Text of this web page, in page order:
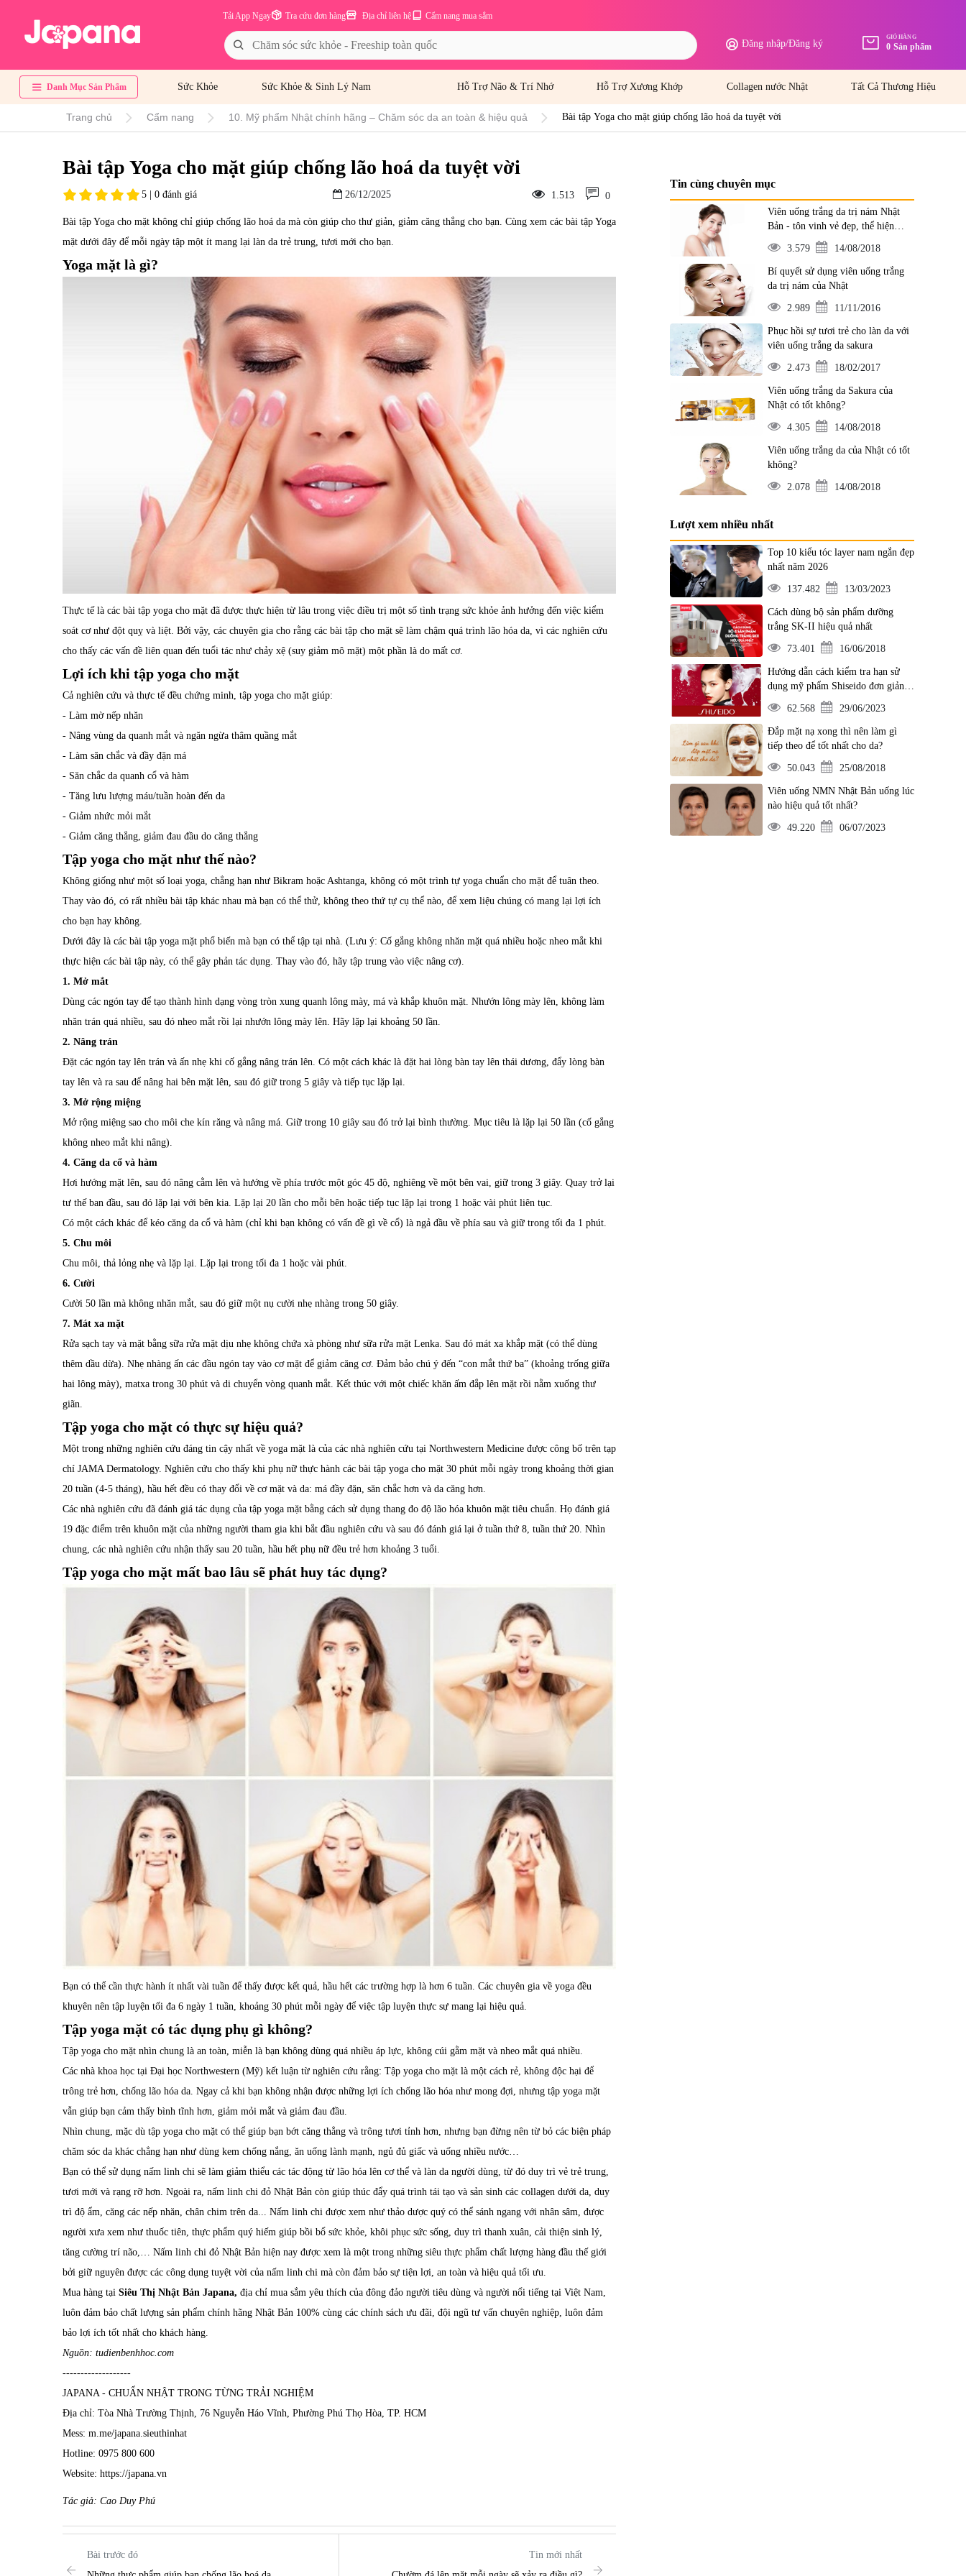
Cẩm nang mua sắm
Địa chỉ liên hệ
Tra cứu đơn hàng
Tải App Ngay
Đăng nhập/Đăng ký
GIỎ HÀNG
0 Sản phẩm
Danh Mục Sản Phẩm Sức Khỏe Sức Khỏe & Sinh Lý Nam Hỗ Trợ Não & Trí Nhớ Hỗ Trợ Xương Khớp Collagen nước Nhật Tất Cả Thương Hiệu
Trang chủ Cẩm nang 10. Mỹ phẩm Nhật chính hãng – Chăm sóc da an toàn & hiệu quả Bài tập Yoga cho mặt giúp chống lão hoá da tuyệt vời
Bài tập Yoga cho mặt giúp chống lão hoá da tuyệt vời
5 | 0 đánh giá 26/12/2025 1.513 0
Bài tập Yoga cho mặt không chỉ giúp chống lão hoá da mà còn giúp cho thư giản, giảm căng thẳng cho bạn. Cùng xem các bài tập Yoga
mặt dưới đây để mỗi ngày tập một ít mang lại làn da trẻ trung, tươi mới cho bạn.
Yoga mặt là gì?
Thực tế là các bài tập yoga cho mặt đã được thực hiện từ lâu trong việc điều trị một số tình trạng sức khỏe ảnh hưởng đến việc kiểm
soát cơ như đột quỵ và liệt. Bởi vậy, các chuyên gia cho rằng các bài tập cho mặt sẽ làm chậm quá trình lão hóa da, vì các nghiên cứu
cho thấy các vấn đề liên quan đến tuổi tác như chảy xệ (suy giảm mô mặt) một phần là do mất cơ.
Lợi ích khi tập yoga cho mặt
Cả nghiên cứu và thực tế đều chứng minh, tập yoga cho mặt giúp:
- Làm mờ nếp nhăn
- Nâng vùng da quanh mắt và ngăn ngừa thâm quầng mắt
- Làm săn chắc và đầy đặn má
- Săn chắc da quanh cổ và hàm
- Tăng lưu lượng máu/tuần hoàn đến da
- Giảm nhức mỏi mắt
- Giảm căng thẳng, giảm đau đầu do căng thẳng
Tập yoga cho mặt như thế nào?
Không giống như một số loại yoga, chẳng hạn như Bikram hoặc Ashtanga, không có một trình tự yoga chuẩn cho mặt để tuân theo.
Thay vào đó, có rất nhiều bài tập khác nhau mà bạn có thể thử, không theo thứ tự cụ thể nào, để xem liệu chúng có mang lại lợi ích
cho bạn hay không.
Dưới đây là các bài tập yoga mặt phổ biến mà bạn có thể tập tại nhà. (Lưu ý: Cố gắng không nhăn mặt quá nhiều hoặc nheo mắt khi
thực hiện các bài tập này, có thể gây phản tác dụng. Thay vào đó, hãy tập trung vào việc nâng cơ).
1. Mở mắt
Dùng các ngón tay để tạo thành hình dạng vòng tròn xung quanh lông mày, má và khắp khuôn mặt. Nhướn lông mày lên, không làm
nhăn trán quá nhiều, sau đó nheo mắt rồi lại nhướn lông mày lên. Hãy lặp lại khoảng 50 lần.
2. Nâng trán
Đặt các ngón tay lên trán và ấn nhẹ khi cố gắng nâng trán lên. Có một cách khác là đặt hai lòng bàn tay lên thái dương, đẩy lòng bàn
tay lên và ra sau để nâng hai bên mặt lên, sau đó giữ trong 5 giây và tiếp tục lặp lại.
3. Mở rộng miệng
Mở rộng miệng sao cho môi che kín răng và nâng má. Giữ trong 10 giây sau đó trở lại bình thường. Mục tiêu là lặp lại 50 lần (cố gắng
không nheo mắt khi nâng).
4. Căng da cổ và hàm
Hơi hướng mặt lên, sau đó nâng cằm lên và hướng về phía trước một góc 45 độ, nghiêng về một bên vai, giữ trong 3 giây. Quay trở lại
tư thế ban đầu, sau đó lặp lại với bên kia. Lặp lại 20 lần cho mỗi bên hoặc tiếp tục lặp lại trong 1 hoặc vài phút liên tục.
Có một cách khác để kéo căng da cổ và hàm (chỉ khi bạn không có vấn đề gì về cổ) là ngả đầu về phía sau và giữ trong tối đa 1 phút.
5. Chu môi
Chu môi, thả lỏng nhẹ và lặp lại. Lặp lại trong tối đa 1 hoặc vài phút.
6. Cười
Cười 50 lần mà không nhăn mắt, sau đó giữ một nụ cười nhẹ nhàng trong 50 giây.
7. Mát xa mặt
Rửa sạch tay và mặt bằng sữa rửa mặt dịu nhẹ không chứa xà phòng như sữa rửa mặt Lenka. Sau đó mát xa khắp mặt (có thể dùng
thêm dầu dừa). Nhẹ nhàng ấn các đầu ngón tay vào cơ mặt để giảm căng cơ. Đảm bảo chú ý đến “con mắt thứ ba” (khoảng trống giữa
hai lông mày), matxa trong 30 phút và di chuyển vòng quanh mắt. Kết thúc với một chiếc khăn ấm đắp lên mặt rồi nằm xuống thư
giãn.
Tập yoga cho mặt có thực sự hiệu quả?
Một trong những nghiên cứu đáng tin cậy nhất về yoga mặt là của các nhà nghiên cứu tại Northwestern Medicine được công bố trên tạp
chí JAMA Dermatology. Nghiên cứu cho thấy khi phụ nữ thực hành các bài tập yoga cho mặt 30 phút mỗi ngày trong khoảng thời gian
20 tuần (4-5 tháng), hầu hết đều có thay đổi về cơ mặt và da: má đầy đặn, săn chắc hơn và da căng hơn.
Các nhà nghiên cứu đã đánh giá tác dụng của tập yoga mặt bằng cách sử dụng thang đo độ lão hóa khuôn mặt tiêu chuẩn. Họ đánh giá
19 đặc điểm trên khuôn mặt của những người tham gia khi bắt đầu nghiên cứu và sau đó đánh giá lại ở tuần thứ 8, tuần thứ 20. Nhìn
chung, các nhà nghiên cứu nhận thấy sau 20 tuần, hầu hết phụ nữ đều trẻ hơn khoảng 3 tuổi.
Tập yoga cho mặt mất bao lâu sẽ phát huy tác dụng?
Bạn có thể cần thực hành ít nhất vài tuần để thấy được kết quả, hầu hết các trường hợp là hơn 6 tuần. Các chuyên gia về yoga đều
khuyên nên tập luyện tối đa 6 ngày 1 tuần, khoảng 30 phút mỗi ngày để việc tập luyện thực sự mang lại hiệu quả.
Tập yoga mặt có tác dụng phụ gì không?
Tập yoga cho mặt nhìn chung là an toàn, miễn là bạn không dùng quá nhiều áp lực, không cúi gằm mặt và nheo mắt quá nhiều.
Các nhà khoa học tại Đại học Northwestern (Mỹ) kết luận từ nghiên cứu rằng: Tập yoga cho mặt là một cách rẻ, không độc hại để
trông trẻ hơn, chống lão hóa da. Ngay cả khi bạn không nhận được những lợi ích chống lão hóa như mong đợi, nhưng tập yoga mặt
vẫn giúp bạn cảm thấy bình tĩnh hơn, giảm mỏi mắt và giảm đau đầu.
Nhìn chung, mặc dù tập yoga cho mặt có thể giúp bạn bớt căng thẳng và trông tươi tỉnh hơn, nhưng bạn đừng nên từ bỏ các biện pháp
chăm sóc da khác chẳng hạn như dùng kem chống nắng, ăn uống lành mạnh, ngủ đủ giấc và uống nhiều nước…
Bạn có thể sử dụng nấm linh chi sẽ làm giảm thiểu các tác động từ lão hóa lên cơ thể và làn da người dùng, từ đó duy trì vẻ trẻ trung,
tươi mới và rạng rỡ hơn. Ngoài ra, nấm linh chi đỏ Nhật Bản còn giúp thúc đẩy quá trình tái tạo và sản sinh các collagen dưới da, duy
trì độ ẩm, căng các nếp nhăn, chân chim trên da... Nấm linh chi được xem như thảo dược quý có thể sánh ngang với nhân sâm, được
người xưa xem như thuốc tiên, thực phẩm quý hiếm giúp bồi bổ sức khỏe, khôi phục sức sống, duy trì thanh xuân, cải thiện sinh lý,
tăng cường trí não,… Nấm linh chi đỏ Nhật Bản hiện nay được xem là một trong những siêu thực phẩm chất lượng hàng đầu thế giới
bởi giữ nguyên được các công dụng tuyệt vời của nấm linh chi mà còn đảm bảo sự tiện lợi, an toàn và hiệu quả tối ưu.
Mua hàng tại Siêu Thị Nhật Bản Japana, địa chỉ mua sắm yêu thích của đông đảo người tiêu dùng và người nổi tiếng tại Việt Nam,
luôn đảm bảo chất lượng sản phẩm chính hãng Nhật Bản 100% cùng các chính sách ưu đãi, đội ngũ tư vấn chuyên nghiệp, luôn đảm
bảo lợi ích tốt nhất cho khách hàng.
Nguồn: tudienbenhhoc.com
-------------------
JAPANA - CHUẨN NHẬT TRONG TỪNG TRẢI NGHIỆM
Địa chỉ: Tòa Nhà Trường Thịnh, 76 Nguyễn Háo Vĩnh, Phường Phú Thọ Hòa, TP. HCM
Mess: m.me/japana.sieuthinhat
Hotline: 0975 800 600
Website: https://japana.vn
Tác giả: Cao Duy Phú
Bài trước đó
Tin mới nhất
Tin cùng chuyên mục
Viên uống trắng da trị nám Nhật
Bản - tôn vinh vẻ đẹp, thể hiện
đẳng cấp
3.579 14/08/2018
Bí quyết sử dụng viên uống trắng
da trị nám của Nhật
2.989 11/11/2016
Phục hồi sự tươi trẻ cho làn da với
viên uống trắng da sakura
2.473 18/02/2017
Viên uống trắng da Sakura của
Nhật có tốt không?
4.305 14/08/2018
Viên uống trắng da của Nhật có tốt
không?
2.078 14/08/2018
Lượt xem nhiều nhất
Top 10 kiểu tóc layer nam ngắn đẹp
nhất năm 2026
137.482 13/03/2023
Cách dùng bộ sản phẩm dưỡng
trắng SK-II hiệu quả nhất
73.401 16/06/2018
Hướng dẫn cách kiểm tra hạn sử
dụng mỹ phẩm Shiseido đơn giản
nhất
62.568 29/06/2023
Đắp mặt nạ xong thì nên làm gì
tiếp theo để tốt nhất cho da?
50.043 25/08/2018
Viên uống NMN Nhật Bản uống lúc
nào hiệu quả tốt nhất?
49.220 06/07/2023